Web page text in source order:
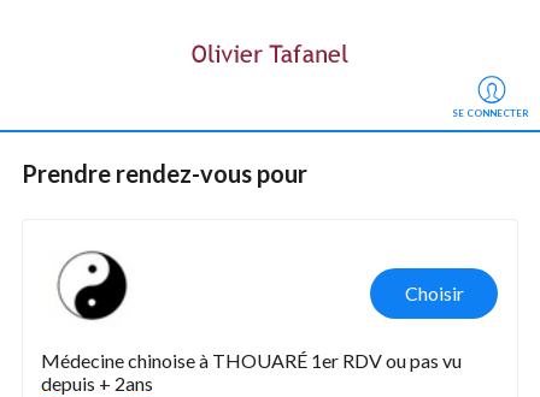
SE CONNECTER
Prendre rendez-vous pour
Choisir
Médecine chinoise à THOUARÉ 1er RDV ou pas vu
depuis + 2ans